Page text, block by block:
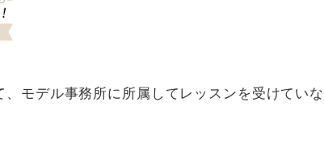
モデル事務所に所属してレッスンを受けていな